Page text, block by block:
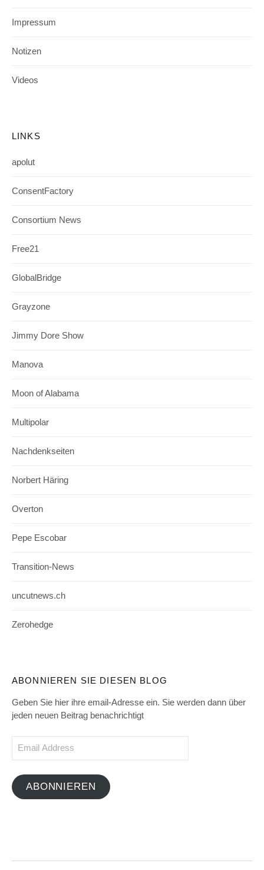
Impressum
Notizen
Videos
LINKS
apolut
ConsentFactory
Consortium News
Free21
GlobalBridge
Grayzone
Jimmy Dore Show
Manova
Moon of Alabama
Multipolar
Nachdenkseiten
Norbert Häring
Overton
Pepe Escobar
Transition-News
uncutnews.ch
Zerohedge
ABONNIEREN SIE DIESEN BLOG
Geben Sie hier ihre email-Adresse ein. Sie werden dann über
jeden neuen Beitrag benachrichtigt
ABONNIEREN